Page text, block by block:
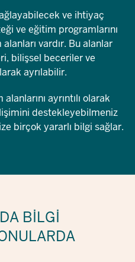
ve ihtiyaç
ve eğitim programlarını
vardır. Bu alanlar
bilişsel beceriler ve
ayrılabilir.
ayrıntılı olarak
destekleyebilmeniz
birçok yararlı bilgi sağlar.
BILGI